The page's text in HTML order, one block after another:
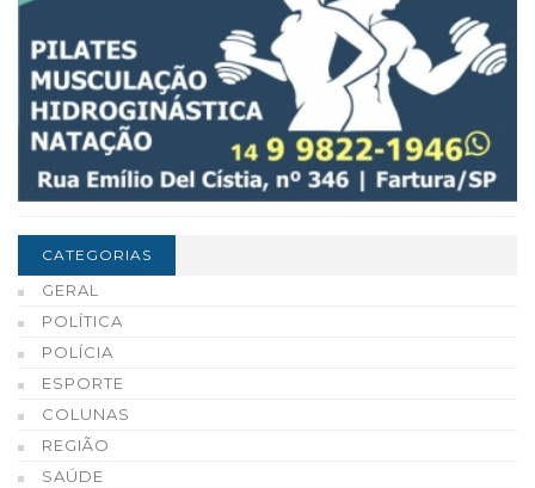
CATEGORIAS
GERAL
POLÍTICA
POLÍCIA
ESPORTE
COLUNAS
REGIÃO
SAÚDE